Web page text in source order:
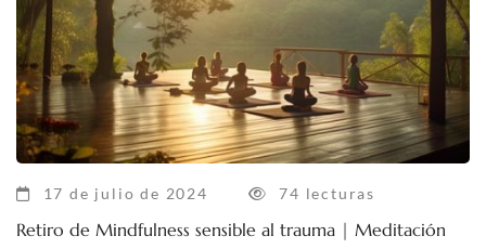
17 de julio de 2024 74 lecturas
Retiro de Mindfulness sensible al trauma | Meditación